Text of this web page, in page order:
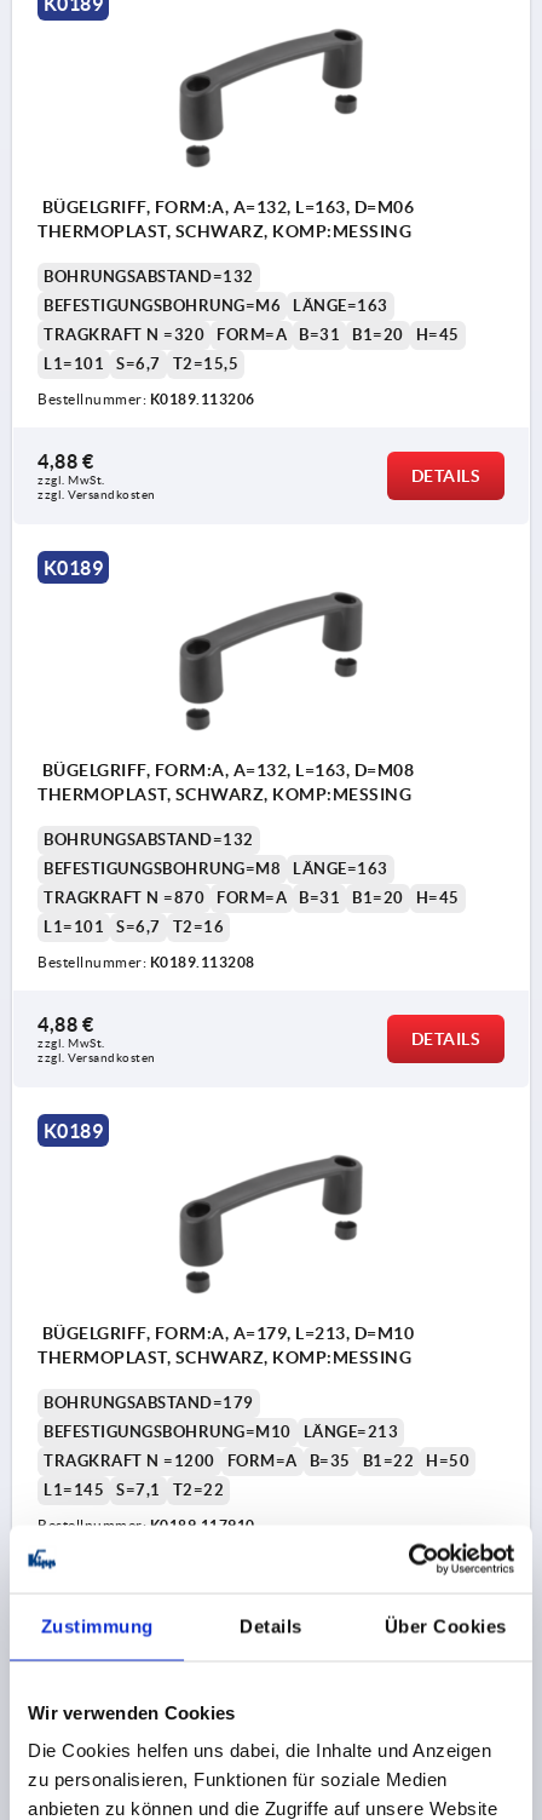
Zustimmung Details Über Cookies
Wir verwenden Cookies
Die Cookies helfen uns dabei, die Inhalte und Anzeigen
zu personalisieren, Funktionen für soziale Medien
anbieten zu können und die Zugriffe auf unsere Website
BÜGELGRIFF, FORM:A, A=132, L=163, D=M06
THERMOPLAST, SCHWARZ, KOMP:MESSING
BOHRUNGSABSTAND=132
BEFESTIGUNGSBOHRUNG=M6
LÄNGE=163
TRAGKRAFT N =320
FORM=A B=31 B1=20
H=45
L1=101
S=6,7 T2=15,5
Bestellnummer: K0189.113206
4,88 €
zzgl. MwSt.
zzgl. Versandkosten
DETAILS
K0189
BÜGELGRIFF, FORM:A, A=132, L=163, D=M08
THERMOPLAST, SCHWARZ, KOMP:MESSING
BOHRUNGSABSTAND=132
BEFESTIGUNGSBOHRUNG=M8
LÄNGE=163
TRAGKRAFT N =870
FORM=A B=31 B1=20
H=45
L1=101
S=6,7 T2=16
Bestellnummer: K0189.113208
4,88 €
zzgl. MwSt.
zzgl. Versandkosten
DETAILS
K0189
BÜGELGRIFF, FORM:A, A=179, L=213, D=M10
THERMOPLAST, SCHWARZ, KOMP:MESSING
BOHRUNGSABSTAND=179
BEFESTIGUNGSBOHRUNG=M10
LÄNGE=213
TRAGKRAFT N =1200
FORM=A B=35 B1=22
H=50
L1=145
S=7,1 T2=22
Bestellnummer: K0189.117910
zzgl. Versandkosten